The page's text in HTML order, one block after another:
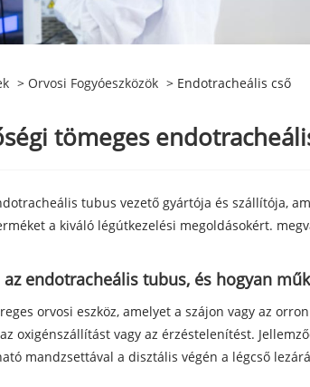
> Orvosi Fogyóeszközök > Endotracheális cső
tömeges
tubus vezető gyártója és szállítója,
a kiváló légútkezelési megoldásokért.
endotracheális tubus, és hogyan
orvosi eszköz, amelyet a szájon vagy az
oxigénszállítást vagy az érzéstelenítést.
mandzsettával a disztális végén a légcső